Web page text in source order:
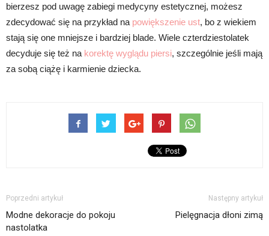
bierzesz pod uwagę zabiegi medycyny estetycznej, możesz
zdecydować się na przykład na powiększenie ust, bo z wiekiem
stają się one mniejsze i bardziej blade. Wiele czterdziestolatek
decyduje się też na korektę wyglądu piersi, szczególnie jeśli mają
za sobą ciążę i karmienie dziecka.
Poprzedni artykuł
Modne dekoracje do pokoju
nastolatka
Następny artykuł
Pielęgnacja dłoni zimą